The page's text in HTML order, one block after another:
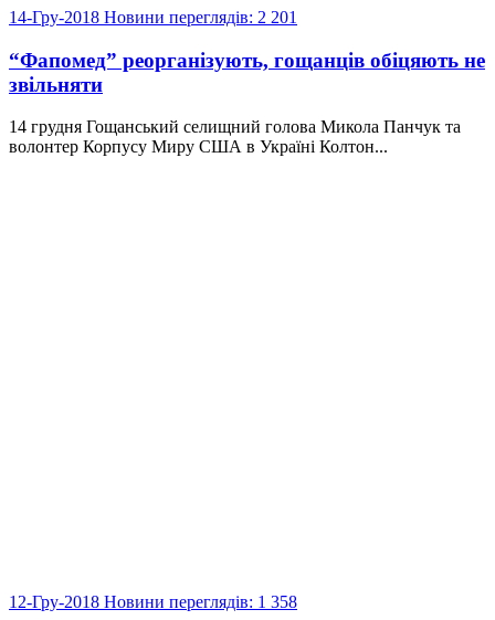
14-Гру-2018 Новини переглядів: 2 201
“Фапомед” реорганізують, гощанців обіцяють не
звільняти
14 грудня Гощанський селищний голова Микола Панчук та
волонтер Корпусу Миру США в Україні Колтон...
12-Гру-2018 Новини переглядів: 1 358